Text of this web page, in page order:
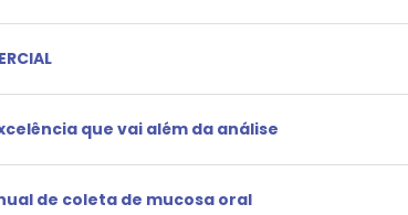
que vai além da análise
de coleta de mucosa oral